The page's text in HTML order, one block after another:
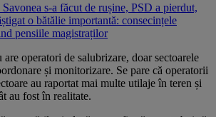
s-a făcut de rușine, PSD a pierdut,
o bătălie importantă: consecințele
pensiile magistraților
operatori de salubrizare, doar sectoarele
și monitorizare. Se pare că operatorii
au raportat mai multe utilaje în teren și
au fost în realitate.